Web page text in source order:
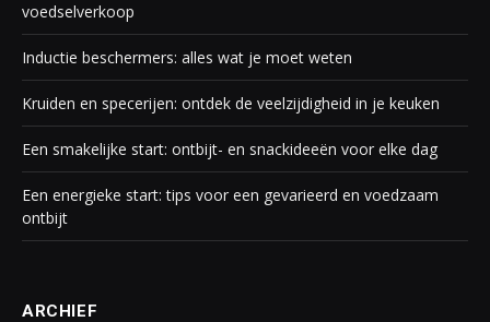
voedselverkoop
Inductie beschermers: alles wat je moet weten
Kruiden en specerijen: ontdek de veelzijdigheid in je keuken
Een smakelijke start: ontbijt- en snackideeën voor elke dag
Een energieke start: tips voor een gevarieerd en voedzaam
ontbijt
ARCHIEF